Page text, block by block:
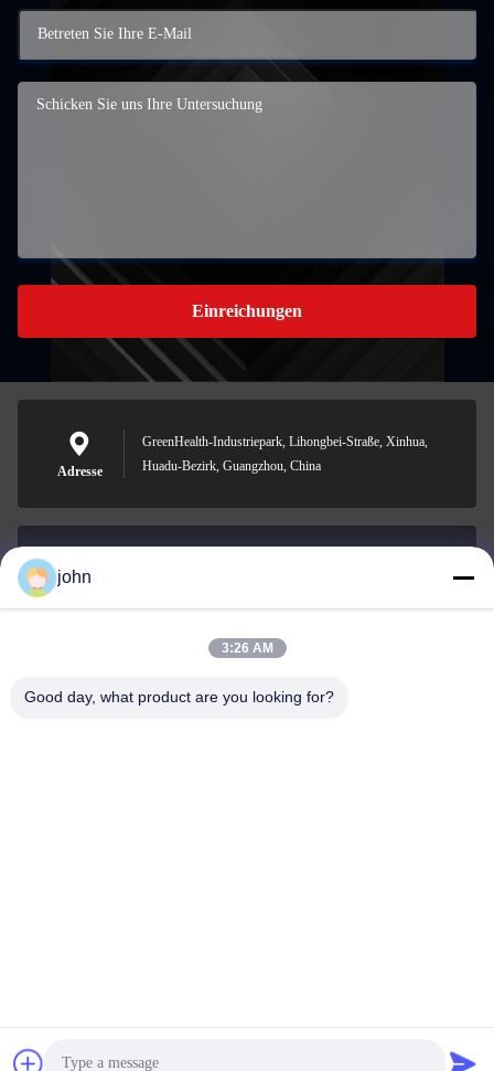
Einreichungen
Adresse
GreenHealth-Industriepark, Lihongbei-Straße, Xinhua,
Huadu-Bezirk, Guangzhou, China
0086-153-7406-6785
john
3:26 AM
Good day, what product are you looking for?